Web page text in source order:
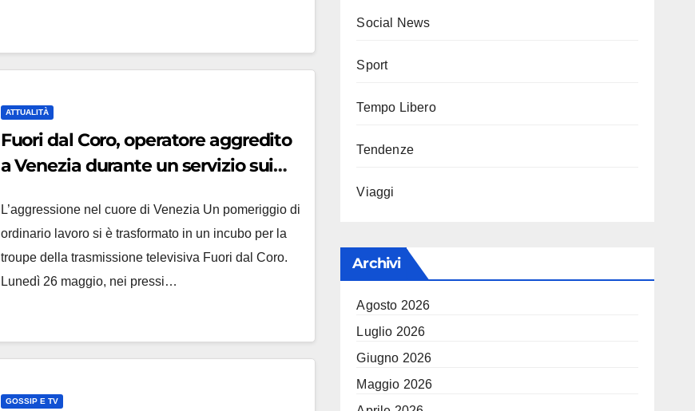
ATTUALITÀ
Fuori dal Coro, operatore aggredito
a Venezia durante un servizio sui
L’aggressione nel cuore di Venezia Un pomeriggio di
ordinario lavoro si è trasformato in un incubo per la
troupe della trasmissione televisiva Fuori dal Coro.
Lunedì 26 maggio, nei pressi…
GOSSIP E TV
Social News
Sport
Tempo Libero
Tendenze
Viaggi
Archivi
Agosto 2026
Luglio 2026
Giugno 2026
Maggio 2026